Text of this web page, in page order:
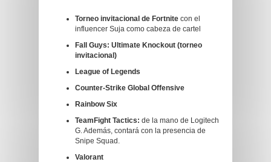
Torneo invitacional de Fortnite con el
influencer Suja como cabeza de cartel
Fall Guys: Ultimate Knockout (torneo
invitacional)
League of Legends
Counter-Strike Global Offensive
Rainbow Six
TeamFight Tactics: de la mano de Logitech
G. Además, contará con la presencia de
Snipe Squad.
Valorant